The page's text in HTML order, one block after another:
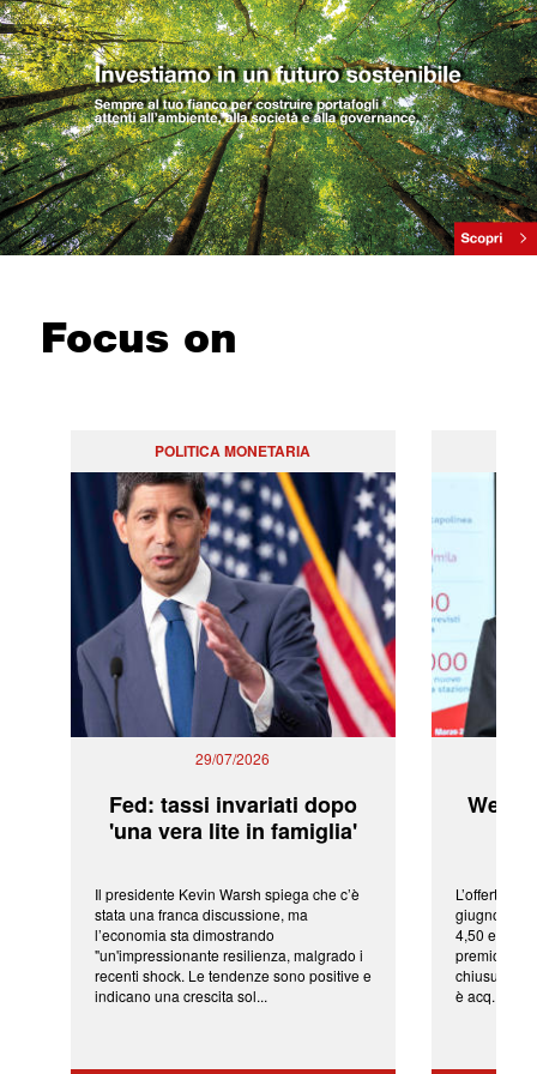
Focus on
POLITICA MONETARIA
29/07/2026
Fed: tassi invariati dopo
'una vera lite in famiglia'
Il presidente Kevin Warsh spiega che c’è
stata una franca discussione, ma
l’economia sta dimostrando
"un'impressionante resilienza, malgrado i
recenti shock. Le tendenze sono positive e
indicano una crescita sol...
L’offerta
giugno da
4,50 euro
premio di
chiusura
è acq...